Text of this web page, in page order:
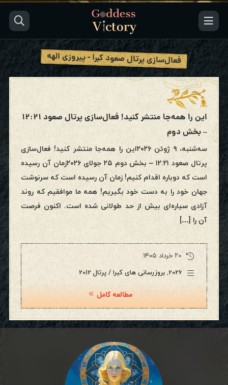
فعال‌سازی پرتال صعود کبرا - پیروزی الهه
این را همه‌جا منتشر کنید! فعال‌سازی پرتال صعود ۱۲:۲۱
– بخش دوم
سه‌شنبه، ۹ ژوئن ۲۰۲۶این را همه‌جا منتشر کنید! فعال‌سازی
پرتال صعود ۱۲:۲۱ – بخش دوم ۲۵ جولای ۲۰۲۶زمان آن رسیده
است که دوباره اقدام کنیم! زمان آن رسیده است که سرنوشت
جهان خود را به دست خود بگیریم! همه ما موافقیم که روند
آزادی سیاره‌ای بیش از حد طولانی شده است. اکنون فرصت
آن را […]
۲۰ خرداد ۱۴۰۵
2026
, بروزرسانی های کبرا / پرتال 2012
مطالعه کامل